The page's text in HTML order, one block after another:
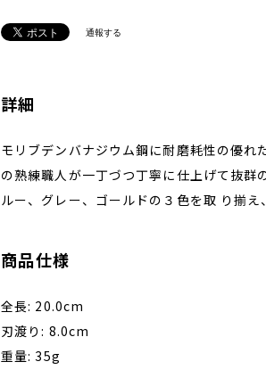
通報する
詳細
モリブデンバナジウム鋼に耐磨耗性の優れ
の熟練職人が一丁づつ丁寧に仕上げて抜群
ルー、グレー、ゴールドの３色を取 り揃え
商品仕様
全長: 20.0cm
刃渡り: 8.0cm
重量: 35g